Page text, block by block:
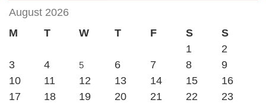
August 2026
M
T W T F S
S
1
2
3
4 5 6 7 8
9
10
11 12 13 14 15
16
17
18 19 20 21 22
23